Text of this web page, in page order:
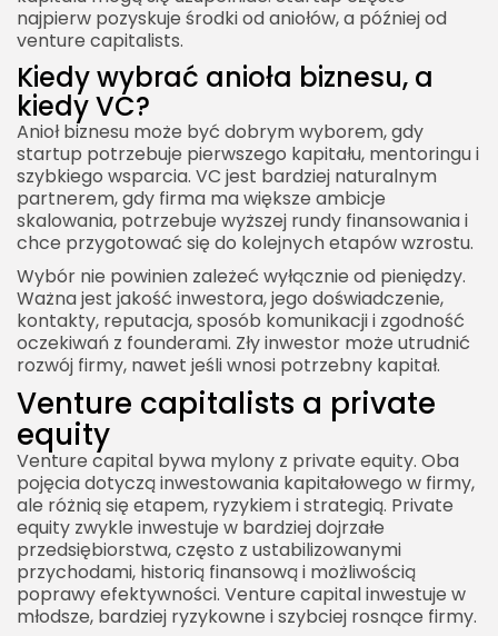
najpierw pozyskuje środki od aniołów, a później od
venture capitalists.
Kiedy wybrać anioła biznesu, a
kiedy VC?
Anioł biznesu może być dobrym wyborem, gdy
startup potrzebuje pierwszego kapitału, mentoringu i
szybkiego wsparcia. VC jest bardziej naturalnym
partnerem, gdy firma ma większe ambicje
skalowania, potrzebuje wyższej rundy finansowania i
chce przygotować się do kolejnych etapów wzrostu.
Wybór nie powinien zależeć wyłącznie od pieniędzy.
Ważna jest jakość inwestora, jego doświadczenie,
kontakty, reputacja, sposób komunikacji i zgodność
oczekiwań z founderami. Zły inwestor może utrudnić
rozwój firmy, nawet jeśli wnosi potrzebny kapitał.
Venture capitalists a private
equity
Venture capital bywa mylony z private equity. Oba
pojęcia dotyczą inwestowania kapitałowego w firmy,
ale różnią się etapem, ryzykiem i strategią. Private
equity zwykle inwestuje w bardziej dojrzałe
przedsiębiorstwa, często z ustabilizowanymi
przychodami, historią finansową i możliwością
poprawy efektywności. Venture capital inwestuje w
młodsze, bardziej ryzykowne i szybciej rosnące firmy.